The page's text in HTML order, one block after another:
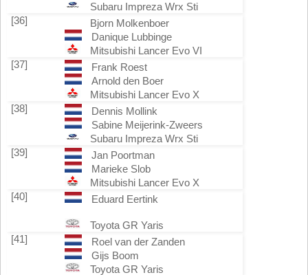
Subaru Impreza Wrx Sti
[36]
Bjorn Molkenboer
Danique Lubbinge
Mitsubishi Lancer Evo VI
[37]
Frank Roest
Arnold den Boer
Mitsubishi Lancer Evo X
[38]
Dennis Mollink
Sabine Meijerink-Zweers
Subaru Impreza Wrx Sti
[39]
Jan Poortman
Marieke Slob
Mitsubishi Lancer Evo X
[40]
Eduard Eertink
Toyota GR Yaris
[41]
Roel van der Zanden
Gijs Boom
Toyota GR Yaris